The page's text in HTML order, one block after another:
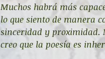
Muchos habrá más
lo que siento de manera
sinceridad y proximidad.
creo que la poesía es